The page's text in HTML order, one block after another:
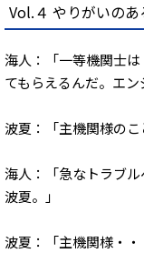
Vol.４ やりがいの
海人：「一等機関士
てもらえるんだ。エン
波夏：「主機関様の
海人：「急なトラブ
波夏。」
波夏：「主機関様・